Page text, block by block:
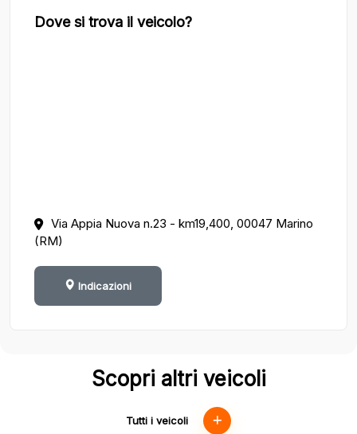
Dove si trova il veicolo?
Via Appia Nuova n.23 - km19,400, 00047 Marino
(RM)
Indicazioni
Scopri altri veicoli
Tutti i veicoli